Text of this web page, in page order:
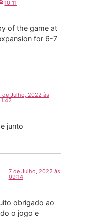
10:11
of the game at
for 6-7
de Julho, 2022 às
junto
7 de Julho, 2022 às
09:14
obrigado ao
o jogo e